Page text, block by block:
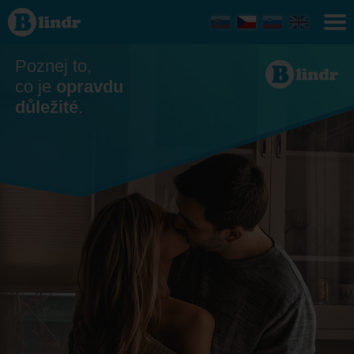
Seznamka
- Ona
hledá
Poznej to,
co je opravdu
důležité.